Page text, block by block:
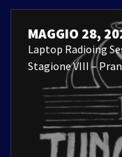
MAGGIO 28,
Laptop Radioing
Stagione VIII –